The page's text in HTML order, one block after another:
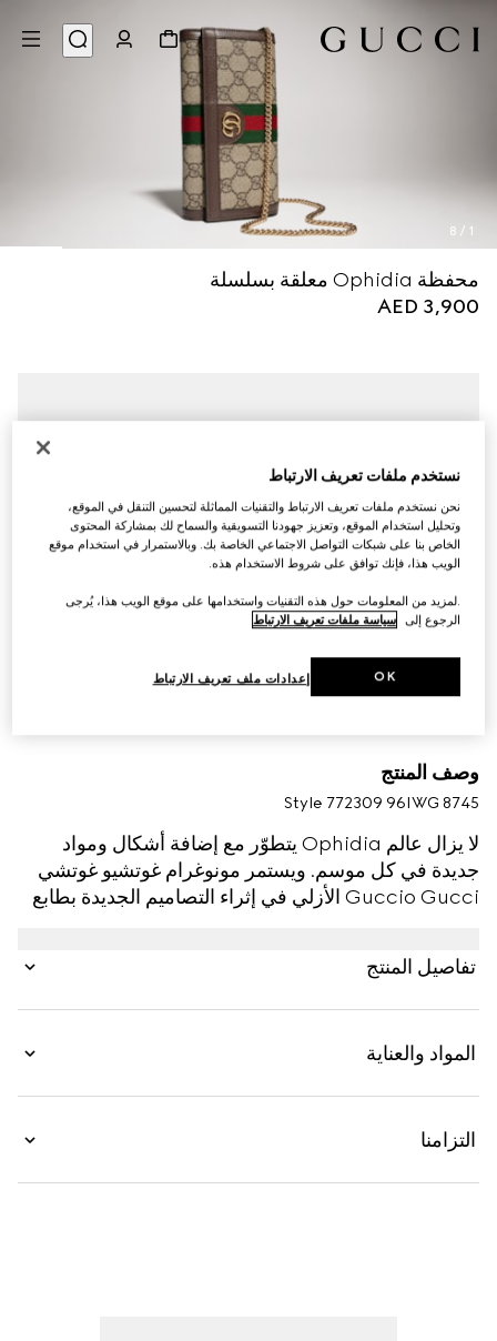
1
/
8
محفظة Ophidia معلقة بسلسلة
AED 3,900
وصف المنتج
Style ‎772309 96IWG 8745
لا يزال عالم Ophidia يتطوّر مع إضافة أشكال ومواد
جديدة في كل موسم. ويستمر مونوغرام غوتشيو غوتشي
Guccio Gucci الأزلي في إثراء التصاميم الجديدة بطابع
باللون الذهبي الفاتح.
تفاصيل المنتج
المواد والعناية
التزامنا
نستخدم ملفات تعريف الارتباط
نحن نستخدم ملفات تعريف الارتباط والتقنيات المماثلة لتحسين التنقل في الموقع،
وتحليل استخدام الموقع، وتعزيز جهودنا التسويقية والسماح لك بمشاركة المحتوى
الخاص بنا على شبكات التواصل الاجتماعي الخاصة بك. وبالاستمرار في استخدام موقع
الويب هذا، فإنك توافق على شروط الاستخدام هذه.
.لمزيد من المعلومات حول هذه التقنيات واستخدامها على موقع الويب هذا، يُرجى
الرجوع إلى سياسة ملفات تعريف الارتباط
إعدادات ملف تعريف الارتباط OK